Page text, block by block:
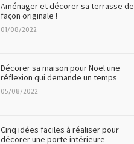
Aménager et décorer sa terrasse de
façon originale !
01/08/2022
Décorer sa maison pour Noël une
réflexion qui demande un temps
05/08/2022
Cinq idées faciles à réaliser pour
décorer une porte intérieure